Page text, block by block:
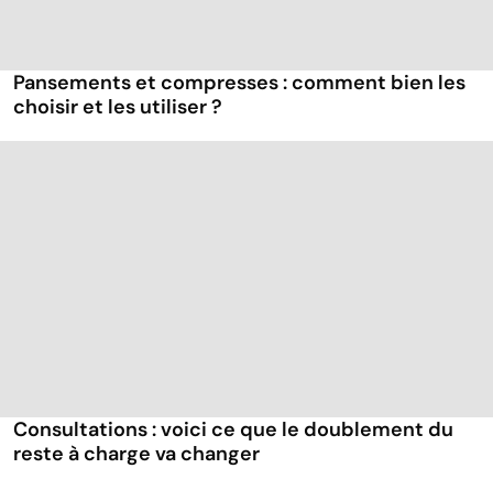
Pansements et compresses : comment bien les
choisir et les utiliser ?
Consultations : voici ce que le doublement du
reste à charge va changer